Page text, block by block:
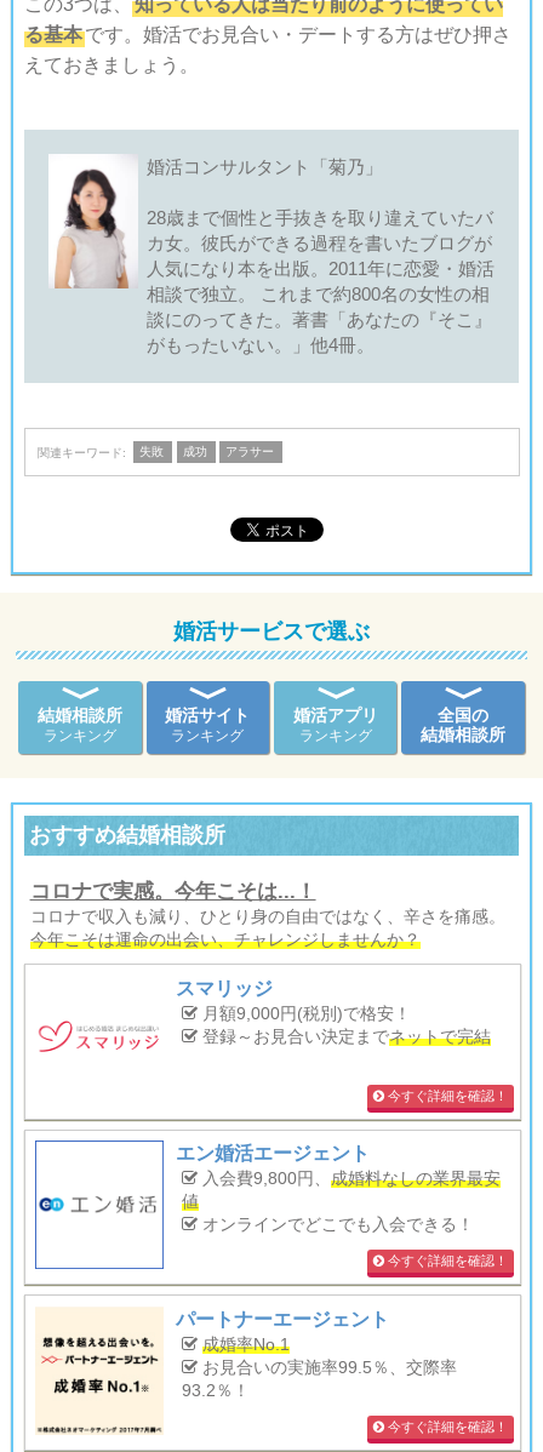
る基本です。 婚活でお見合い・デートする方はぜひ押さ
えておきましょう。
婚活コンサルタント「菊乃」
28歳まで個性と手抜きを取り違えていたバ
カ女。彼氏ができる過程を書いたブログが
人気になり本を出版。2011年に恋愛・婚活
相談で独立。 これまで約800名の女性の相
談にのってきた。著書「あなたの『そこ』
がもったいない。」他4冊。
関連キーワード: 失敗 成功 アラサー
婚活サービスで選ぶ
結婚相談所
ランキング
婚活サイト
ランキング
婚活アプリ
ランキング
全国の
結婚相談所
おすすめ結婚相談所
コロナで実感。今年こそは...！
コロナで収入も減り、ひとり身の自由ではなく、辛さを痛感。
今年こそは運命の出会い、チャレンジしませんか？
スマリッジ
月額9,000円(税別)で格安！
登録～お見合い決定までネットで完結
今すぐ詳細を確認！
エン婚活エージェント
入会費9,800円、成婚料なしの業界最安
値
オンラインでどこでも入会できる！
今すぐ詳細を確認！
パートナーエージェント
成婚率No.1
お見合いの実施率99.5％、交際率
93.2％！
今すぐ詳細を確認！